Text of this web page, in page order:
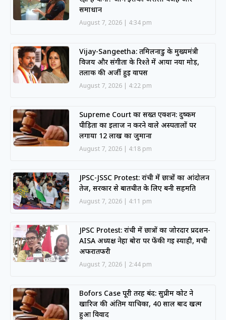
समाधान
August 7, 2026 4:34 pm
Vijay-Sangeetha: तमिलनाडु के मुख्यमंत्री
विजय और संगीता के रिश्ते में आया नया मोड़,
तलाक की अर्जी हुई वापस
August 7, 2026 4:22 pm
Supreme Court का सख्त एक्शन: दुष्कर्म
पीड़िता का इलाज न करने वाले अस्पतालों पर
लगाया 12 लाख का जुर्माना
August 7, 2026 4:18 pm
JPSC-JSSC Protest: रांची में छात्रों का आंदोलन
तेज, सरकार से बातचीत के लिए बनी सहमति
August 7, 2026 4:11 pm
JPSC Protest: रांची में छात्रों का जोरदार प्रदर्शन-
AISA अध्यक्ष नेहा बोरा पर फेंकी गई स्याही, मची
अफरातफरी
August 7, 2026 2:44 pm
Bofors Case पूरी तरह बंद: सुप्रीम कोर्ट ने
खारिज की अंतिम याचिका, 40 साल बाद खत्म
हुआ विवाद